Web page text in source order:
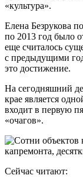
«культура».
Елена Безрукова
по 2013 год было
еще считалось
с предыдущими
это достижение.
На сегодняшний
крае является
входит в первую
«очагов».
Сейчас читают: